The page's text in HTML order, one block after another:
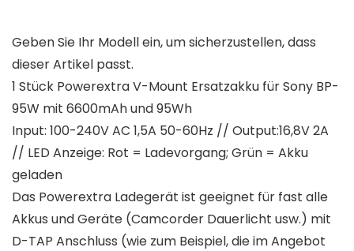
Geben Sie Ihr Modell ein, um sicherzustellen, dass
dieser Artikel passt.
1 Stück Powerextra V-Mount Ersatzakku für Sony BP-
95W mit 6600mAh und 95Wh
Input: 100-240V AC 1,5A 50-60Hz // Output:16,8V 2A
// LED Anzeige: Rot = Ladevorgang; Grün = Akku
geladen
Das Powerextra Ladegerät ist geeignet für fast alle
Akkus und Geräte (Camcorder Dauerlicht usw.) mit
D-TAP Anschluss (wie zum Beispiel, die im Angebot